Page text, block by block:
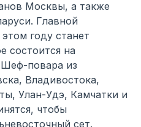
Москвы, а также
Главной
году станет
состоится на
Шеф-повара из
Владивостока,
Улан-Удэ, Камчатки и
чтобы
сет.